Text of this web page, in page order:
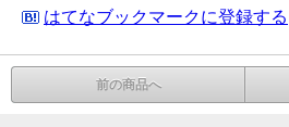
はてなブックマークに登録する
前の商品へ